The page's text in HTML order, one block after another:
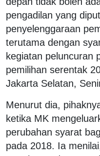
pengadilan yang
penyelenggaraan
terutama dengan
kegiatan peluncuran
pemilihan serentak
Jakarta Selatan,
Menurut dia,
ketika MK
perubahan syarat
pada 2018. Ia